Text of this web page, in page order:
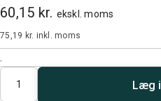
60,15 kr. ekskl. moms
75,19 kr. inkl. moms
.
Antal
Læg